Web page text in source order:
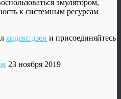
эмулятором,
к системным ресурсам
яндекс дзен и присоединяйтесь
23 ноября 2019